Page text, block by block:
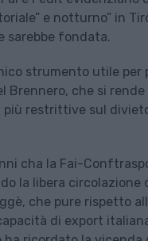
e notturno” in
sarebbe fondata.
strumento utile
che si
restrittive sul
cha la Fai-
la libera circolazione
che pure rispetto
di export